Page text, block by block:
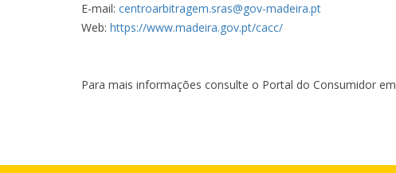
E-mail: centroarbitragem.sras@gov-madeira.pt
Web: https://www.madeira.gov.pt/cacc/
Para mais informações consulte o Portal do Consumidor em